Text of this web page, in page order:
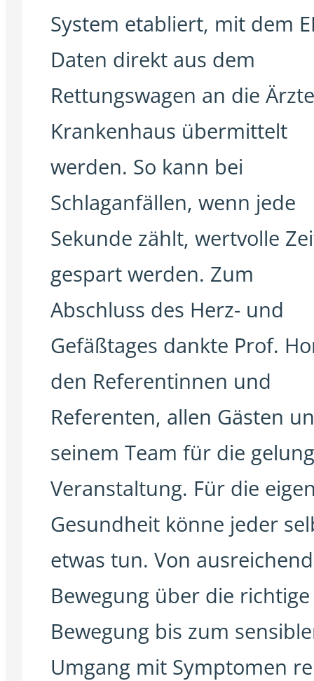
System etabliert, mit dem
Daten direkt aus dem
Rettungswagen an die
Krankenhaus übermittelt
werden. So kann bei
Schlaganfällen, wenn jede
Sekunde zählt, wertvolle
gespart werden. Zum
Abschluss des Herz- und
Gefäßtages dankte Prof.
den Referentinnen und
Referenten, allen Gästen
seinem Team für die
Veranstaltung. Für die
Gesundheit könne jeder
etwas tun. Von ausreichend
Bewegung über die richtige
Bewegung bis zum
Umgang mit Symptomen